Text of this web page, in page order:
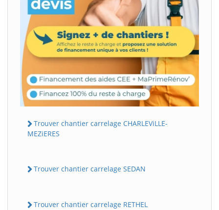
Trouver chantier carrelage CHARLEViLLE-
MEZiERES
Trouver chantier carrelage SEDAN
Trouver chantier carrelage RETHEL